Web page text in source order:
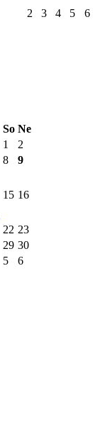
2 3 4 5 6
So Ne
1
2
8 9
15 16
22 23
29 30
5 6